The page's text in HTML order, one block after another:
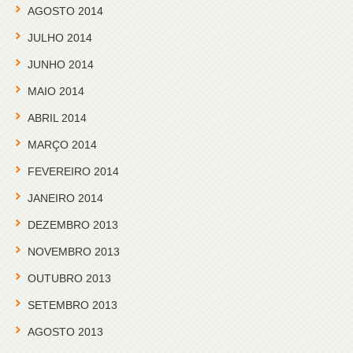
AGOSTO 2014
JULHO 2014
JUNHO 2014
MAIO 2014
ABRIL 2014
MARÇO 2014
FEVEREIRO 2014
JANEIRO 2014
DEZEMBRO 2013
NOVEMBRO 2013
OUTUBRO 2013
SETEMBRO 2013
AGOSTO 2013